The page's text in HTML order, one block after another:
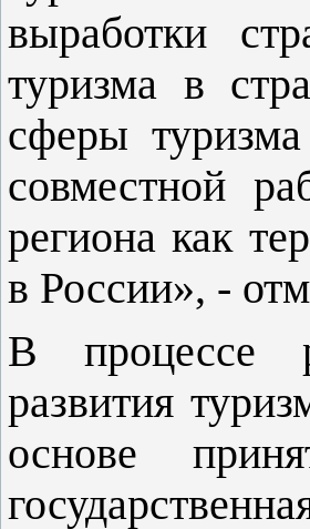
выработки
туризма в
сферы
совместной
региона как
в России», -
В процессе
развития
основе